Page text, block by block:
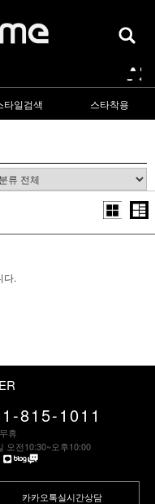
▲5
▲1
▼-1
▼-1
타일검색 스타착용
다.
815-1011
휴
오전10:30~오후10:00
카카오톡실시간상담